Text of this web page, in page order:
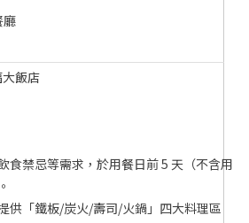
廳
飯店
食禁忌等需求，於用餐日前 5 天（不含用
供「鐵板/炭火/壽司/火鍋」四大料理區